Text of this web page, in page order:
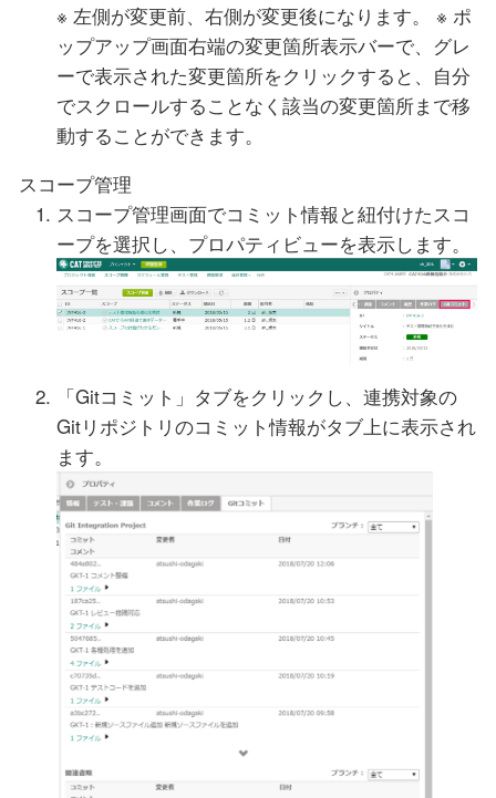
※ 左側が変更前、右側が変更後になります。 ※ ポ
ップアップ画面右端の変更箇所表示バーで、グレ
ーで表示された変更箇所をクリックすると、自分
でスクロールすることなく該当の変更箇所まで移
動することができます。
スコープ管理
スコープ管理画面でコミット情報と紐付けたスコ
ープを選択し、プロパティビューを表示します。
「Gitコミット」タブをクリックし、連携対象の
Gitリポジトリのコミット情報がタブ上に表示され
ます。